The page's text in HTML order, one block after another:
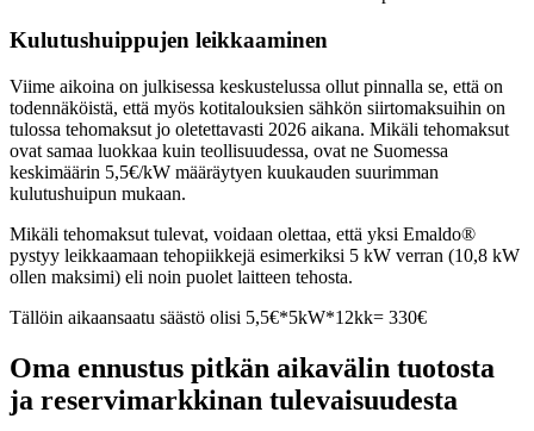
Kulutushuippujen leikkaaminen
Viime aikoina on julkisessa keskustelussa ollut pinnalla se, että on
todennäköistä, että myös kotitalouksien sähkön siirtomaksuihin on
tulossa tehomaksut jo oletettavasti 2026 aikana. Mikäli tehomaksut
ovat samaa luokkaa kuin teollisuudessa, ovat ne Suomessa
keskimäärin 5,5€/kW määräytyen kuukauden suurimman
kulutushuipun mukaan.
Mikäli tehomaksut tulevat, voidaan olettaa, että yksi Emaldo®
pystyy leikkaamaan tehopiikkejä esimerkiksi 5 kW verran (10,8 kW
ollen maksimi) eli noin puolet laitteen tehosta.
Tällöin aikaansaatu säästö olisi 5,5€*5kW*12kk= 330€
Oma ennustus pitkän aikavälin tuotosta
ja reservimarkkinan tulevaisuudesta